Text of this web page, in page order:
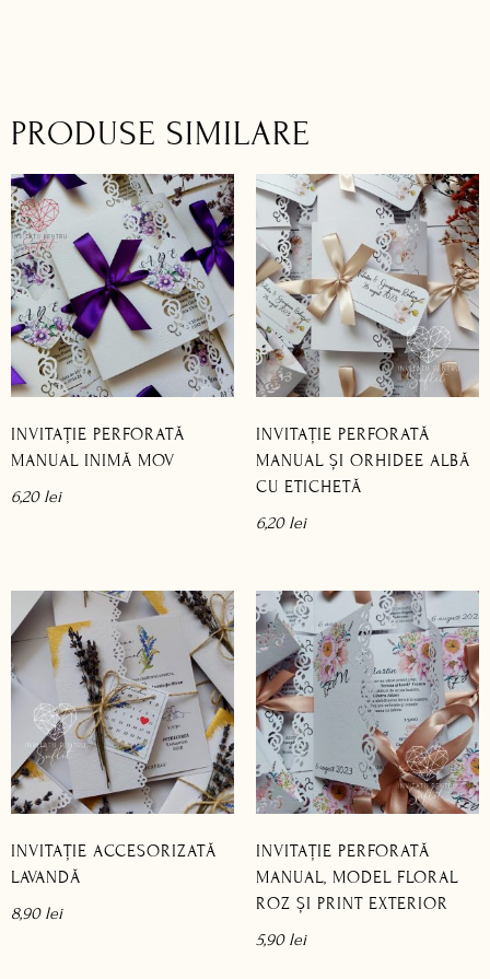
PRODUSE SIMILARE
INVITAȚIE PERFORATĂ
MANUAL INIMĂ MOV
6,20 lei
INVITAȚIE PERFORATĂ
MANUAL ȘI ORHIDEE ALBĂ
CU ETICHETĂ
6,20 lei
INVITAȚIE ACCESORIZATĂ
LAVANDĂ
8,90 lei
INVITAȚIE PERFORATĂ
MANUAL, MODEL FLORAL
ROZ ȘI PRINT EXTERIOR
5,90 lei